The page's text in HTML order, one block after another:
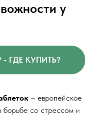
у
ГДЕ КУПИТЬ?
– европейское
борьбе со стрессом и